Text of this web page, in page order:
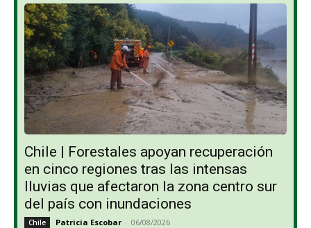
Chile | Forestales apoyan recuperación
en cinco regiones tras las intensas
lluvias que afectaron la zona centro sur
del país con inundaciones
Chile Patricia Escobar - 06/08/2026